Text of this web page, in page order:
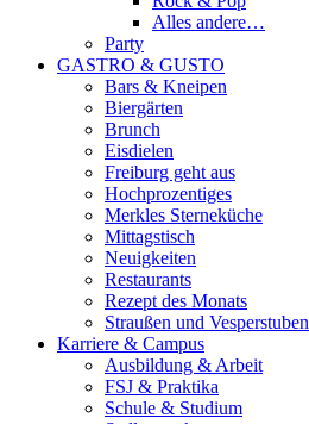
Alles andere…
Party
GASTRO & GUSTO
Bars & Kneipen
Biergärten
Brunch
Eisdielen
Freiburg geht aus
Hochprozentiges
Merkles Sterneküche
Mittagstisch
Neuigkeiten
Restaurants
Rezept des Monats
Straußen und Vesperstuben
Karriere & Campus
Ausbildung & Arbeit
FSJ & Praktika
Schule & Studium